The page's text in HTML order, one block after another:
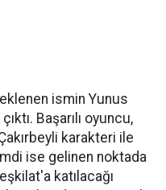
ismin Yunus
Başarılı oyuncu,
karakteri ile
ise gelinen noktada
katılacağı